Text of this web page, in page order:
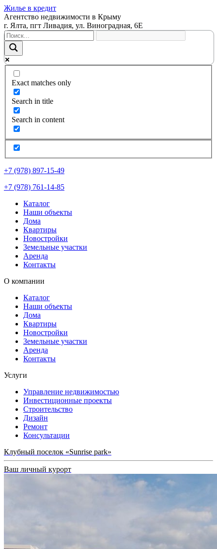
Жилье в кредит
Агентство недвижимости в Крыму
г. Ялта, пгт Ливадия, ул. Виноградная, 6Е
Exact matches only
Search in title
Search in content
+7 (978) 897-15-49
+7 (978) 761-14-85
Каталог
Наши объекты
Дома
Квартиры
Новостройки
Земельные участки
Аренда
Контакты
О компании
Каталог
Наши объекты
Дома
Квартиры
Новостройки
Земельные участки
Аренда
Контакты
Услуги
Управление недвижимостью
Инвестиционные проекты
Строительство
Дизайн
Ремонт
Консультации
Клубный поселок «Sunrise park»
Ваш личный курорт